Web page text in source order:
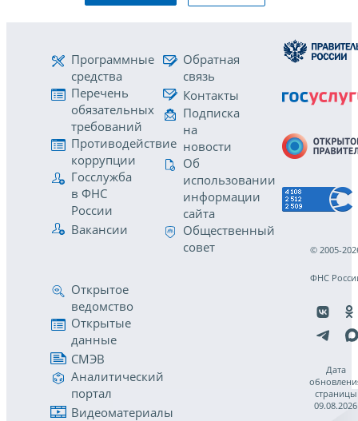
Программные
средства
Перечень
обязательных
требований
Противодействие
коррупции
Госслужба
в ФНС
России
Вакансии
Обратная
связь
Контакты
Подписка
на
новости
Об
использовании
информации
сайта
Общественный
совет
Открытое
ведомство
Открытые
данные
СМЭВ
Аналитический
портал
Видеоматериалы
© 2005-
ФНС
Дата
страницы
09.08.2026